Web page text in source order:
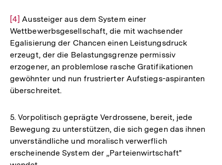
Zur
Auflösung
der
Fußnote
[4] Aussteiger aus dem System einer
Wettbewerbsgesellschaft, die mit wachsender
Egalisierung der Chancen einen Leistungsdruck
erzeugt, der die Belastungsgrenze permissiv
erzogener, an problemlose rasche Gratifikationen
gewöhnter und nun frustrierter Aufstiegs-aspiranten
überschreitet.
5. Vorpolitisch geprägte Verdrossene, bereit, jede
Bewegung zu unterstützen, die sich gegen das ihnen
unverständliche und moralisch verwerflich
erscheinende System der „Parteienwirtschaft"